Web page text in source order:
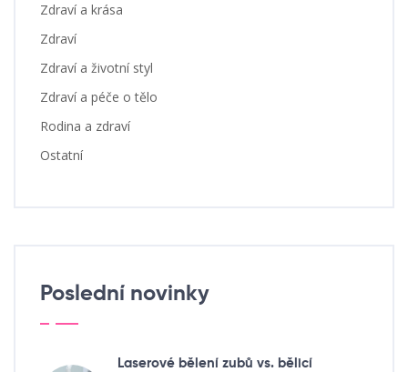
Zdraví a krása
Zdraví
Zdraví a životní styl
Zdraví a péče o tělo
Rodina a zdraví
Ostatní
Poslední novinky
Laserové bělení zubů vs. bělicí